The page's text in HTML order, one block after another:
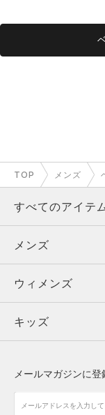
TOP メンズ
すべてのアイテ
メンズ
ウィメンズ
キッズ
アクセサリー
メンズ
トップス
ボトムス
アクセサリー
ウィメンズ
トップス
シューズ
キッズ
メールマガジンに登